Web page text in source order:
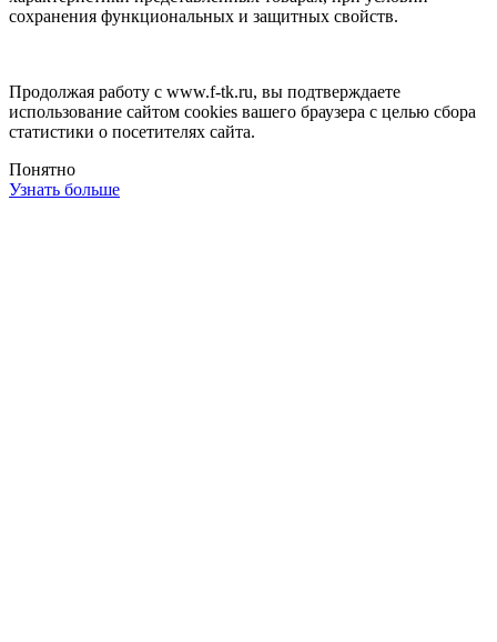
сохранения функциональных и защитных свойств.
Продолжая работу с www.f-tk.ru, вы подтверждаете
использование сайтом cookies вашего браузера с целью сбора
статистики о посетителях сайта.
Понятно
Узнать больше